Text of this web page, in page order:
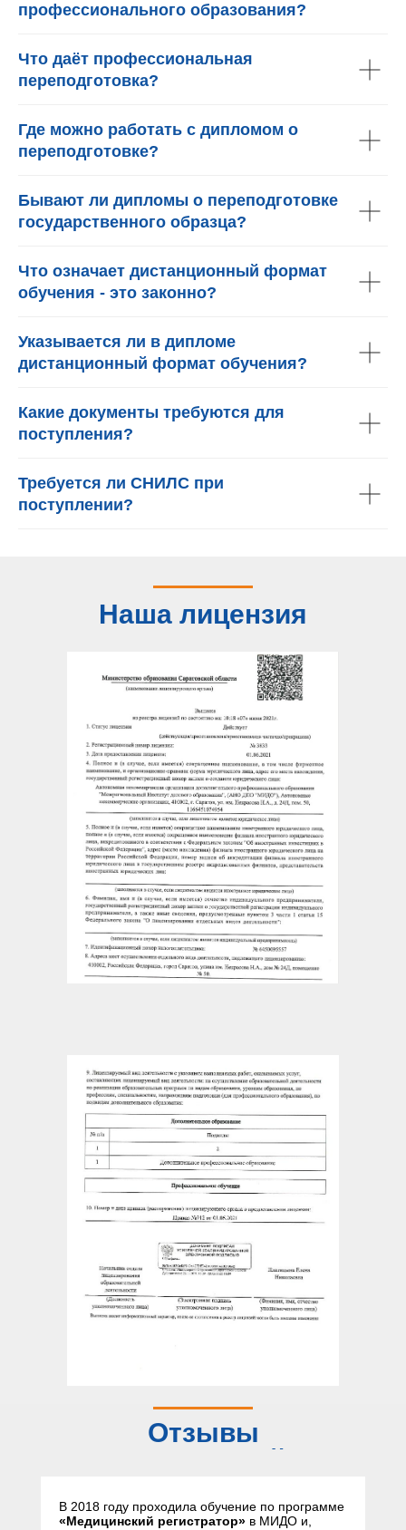
профессионального образования?
Что даёт профессиональная
переподготовка?
Где можно работать с дипломом о
переподготовке?
Бывают ли дипломы о переподготовке
государственного образца?
Что означает дистанционный формат
обучения - это законно?
Указывается ли в дипломе
дистанционный формат обучения?
Какие документы требуются для
поступления?
Требуется ли СНИЛС при
поступлении?
Наша лицензия
Отзывы
слушателей
В 2018 году проходила обучение по программе
«Медицинский регистратор» в МИДО и,